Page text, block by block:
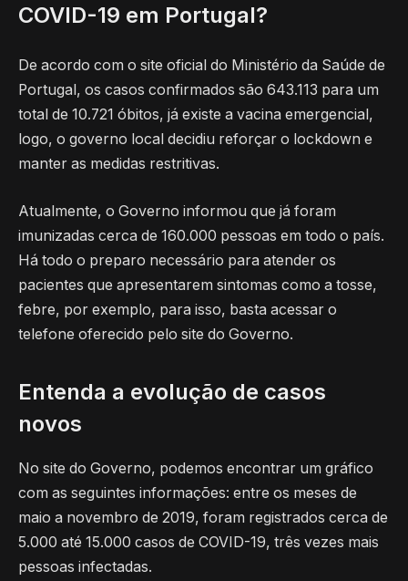
COVID-19 em Portugal?
De acordo com o site oficial do Ministério da Saúde de
Portugal, os casos confirmados são 643.113 para um
total de 10.721 óbitos, já existe a vacina emergencial,
logo, o governo local decidiu reforçar o lockdown e
manter as medidas restritivas.
Atualmente, o Governo informou que já foram
imunizadas cerca de 160.000 pessoas em todo o país.
Há todo o preparo necessário para atender os
pacientes que apresentarem sintomas como a tosse,
febre, por exemplo, para isso, basta acessar o
telefone oferecido pelo site do Governo.
Entenda a evolução de casos
novos
No site do Governo, podemos encontrar um gráfico
com as seguintes informações: entre os meses de
maio a novembro de 2019, foram registrados cerca de
5.000 até 15.000 casos de COVID-19, três vezes mais
pessoas infectadas.